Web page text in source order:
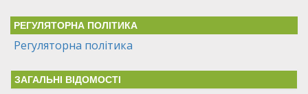
РЕГУЛЯТОРНА ПОЛІТИКА
Регуляторна політика
ЗАГАЛЬНІ ВІДОМОСТІ